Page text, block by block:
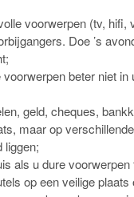
voorwerpen (tv,
Doe ’s
beter niet in
geld, cheques,
maar op
liggen;
als u dure
op een veilige